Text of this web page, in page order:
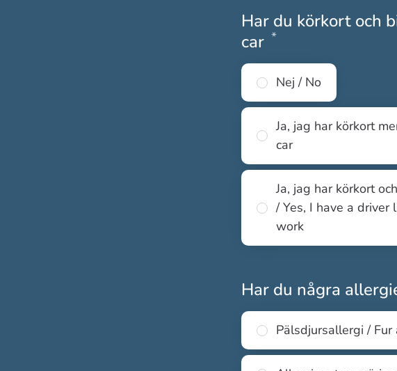
Har du körkort och
car *Obligatoriskt
Nej / No
Ja, jag har körkort
car
Ja, jag har körkort
/ Yes, I have a driver
work
Har du några
Pälsdjursallergi / Fur